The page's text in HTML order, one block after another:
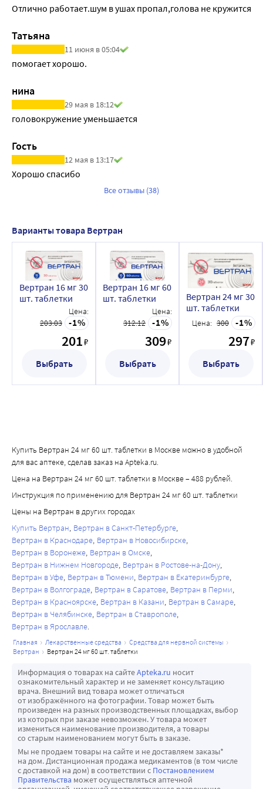
Отлично работает.шум в ушах пропал,голова не кружится
Татьяна
11 июня в 05:04
помогает хорошо.
нина
29 мая в 18:12
головокружение уменьшается
Гость
12 мая в 13:17
Хорошо спасибо
Все отзывы (38)
Варианты товара Вертран
Вертран 16 мг 30
шт. таблетки
Цена:
203.03
1
201₽
Выбрать
Вертран 16 мг 60
шт. таблетки
Цена:
312.12
1
309₽
Выбрать
Вертран 24 мг 30
шт. таблетки
Цена: 300 1
297₽
Выбрать
Купить Вертран 24 мг 60 шт. таблетки в Москве можно в удобной
для вас аптеке, сделав заказ на Apteka.ru.
Цена на Вертран 24 мг 60 шт. таблетки в Москве – 488 рублей.
Инструкция по применению для Вертран 24 мг 60 шт. таблетки
Цены на Вертран в других городах
Купить Вертран Вертран в Санкт-Петербурге
Вертран в Краснодаре Вертран в Новосибирске
Вертран в Воронеже Вертран в Омске
Вертран в Нижнем Новгороде Вертран в Ростове-на-Дону
Вертран в Уфе Вертран в Тюмени Вертран в Екатеринбурге
Вертран в Волгограде Вертран в Саратове Вертран в Перми
Вертран в Красноярске Вертран в Казани Вертран в Самаре
Вертран в Челябинске Вертран в Ставрополе
Вертран в Ярославле
главная лекарственные средства
средства для нервной системы
вертран
вертран 24 мг 60 шт. таблетки
Информация о товарах на сайтеApteka.ru носит
ознакомительный характер и не заменяет консультацию
врача. Внешний вид товара может отличаться
от изображённого на фотографии. Товар может быть
произведен на разных производственных площадках, выбор
из которых при заказе невозможен. У товара может
измениться наименование производителя, а товары
со старым наименованием могут быть в заказе.
Мы не продаем товары на сайте и не доставляем заказы*
на дом. Дистанционная продажа медикаментов (в том числе
с доставкой на дом) в соответствии с Постановлением
Правительства может осуществляться аптечной